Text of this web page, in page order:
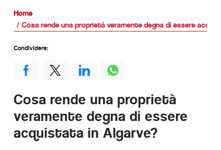
Home
Cosa rende una proprietà veramente degna di essere
Cosa rende una proprietà
veramente degna di essere
acquistata in Algarve?
Condividere: